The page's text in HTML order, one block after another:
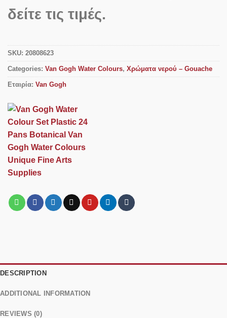
δείτε τις τιμές.
SKU: 20808623
Categories: Van Gogh Water Colours, Χρώματα νερού – Gouache
Εταιρία: Van Gogh
DESCRIPTION
ADDITIONAL INFORMATION
REVIEWS (0)